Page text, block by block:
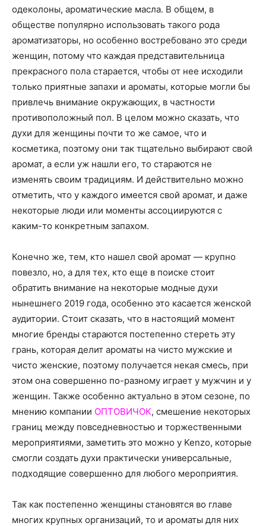
о
нем
одеколоны, ароматические масла. В общем, в
обществе популярно использовать такого рода
ароматизаторы, но особенно востребовано это среди
женщин, потому что каждая представительница
прекрасного пола старается, чтобы от нее исходили
только приятные запахи и ароматы, которые могли бы
привлечь внимание окружающих, в частности
противоположный пол. В целом можно сказать, что
духи для женщины почти то же самое, что и
косметика, поэтому они так тщательно выбирают свой
аромат, а если уж нашли его, то стараются не
изменять своим традициям. И действительно можно
отметить, что у каждого имеется свой аромат, и даже
некоторые люди или моменты ассоциируются с
каким-то конкретным запахом.
Конечно же, тем, кто нашел свой аромат — крупно
повезло, но, а для тех, кто еще в поиске стоит
обратить внимание на некоторые модные духи
нынешнего 2019 года, особенно это касается женской
аудитории. Стоит сказать, что в настоящий момент
многие бренды стараются постепенно стереть эту
грань, которая делит ароматы на чисто мужские и
чисто женские, поэтому получается некая смесь, при
этом она совершенно по-разному играет у мужчин и у
женщин. Также особенно актуально в этом сезоне, по
мнению компании ОПТОВИЧОК, смешение некоторых
границ между повседневностью и торжественными
мероприятиями, заметить это можно у Kenzo, которые
смогли создать духи практически универсальные,
подходящие совершенно для любого мероприятия.
Так как постепенно женщины становятся во главе
многих крупных организаций, то и ароматы для них